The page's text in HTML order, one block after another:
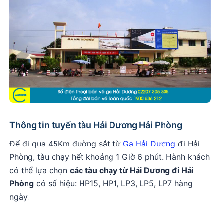
Thông tin tuyến tàu Hải Dương Hải Phòng
Để đi qua 45Km đường sắt từ Ga Hải Dương đi Hải
Phòng, tàu chạy hết khoảng 1 Giờ 6 phút. Hành khách
có thể lựa chọn các tàu chạy từ Hải Dương đi Hải
Phòng có số hiệu: HP15, HP1, LP3, LP5, LP7 hàng
ngày.